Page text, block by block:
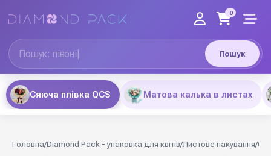
Пошук
0
Сяюча плівка QCS Матова калька в листах
Головна/Diamond Pack - упаковка для квітів/Листове пакування/